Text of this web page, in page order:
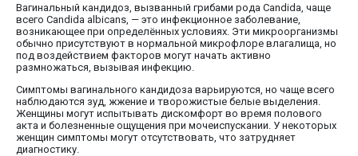
Вагинальный кандидоз, вызванный грибами рода Candida, чаще
всего Candida albicans, — это инфекционное заболевание,
возникающее при определённых условиях. Эти микроорганизмы
обычно присутствуют в нормальной микрофлоре влагалища, но
под воздействием факторов могут начать активно
размножаться, вызывая инфекцию.
Симптомы вагинального кандидоза варьируются, но чаще всего
наблюдаются зуд, жжение и творожистые белые выделения.
Женщины могут испытывать дискомфорт во время полового
акта и болезненные ощущения при мочеиспускании. У некоторых
женщин симптомы могут отсутствовать, что затрудняет
диагностику.